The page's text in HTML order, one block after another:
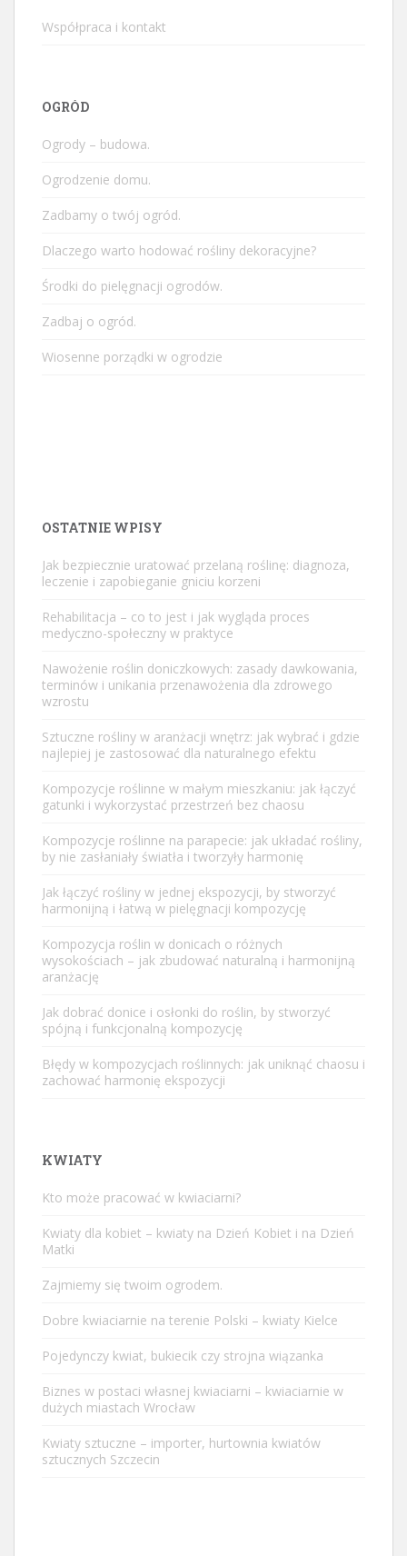
Współpraca i kontakt
OGRÓD
Ogrody – budowa.
Ogrodzenie domu.
Zadbamy o twój ogród.
Dlaczego warto hodować rośliny dekoracyjne?
Środki do pielęgnacji ogrodów.
Zadbaj o ogród.
Wiosenne porządki w ogrodzie
OSTATNIE WPISY
Jak bezpiecznie uratować przelaną roślinę: diagnoza,
leczenie i zapobieganie gniciu korzeni
Rehabilitacja – co to jest i jak wygląda proces
medyczno-społeczny w praktyce
Nawożenie roślin doniczkowych: zasady dawkowania,
terminów i unikania przenawożenia dla zdrowego
wzrostu
Sztuczne rośliny w aranżacji wnętrz: jak wybrać i gdzie
najlepiej je zastosować dla naturalnego efektu
Kompozycje roślinne w małym mieszkaniu: jak łączyć
gatunki i wykorzystać przestrzeń bez chaosu
Kompozycje roślinne na parapecie: jak układać rośliny,
by nie zasłaniały światła i tworzyły harmonię
Jak łączyć rośliny w jednej ekspozycji, by stworzyć
harmonijną i łatwą w pielęgnacji kompozycję
Kompozycja roślin w donicach o różnych
wysokościach – jak zbudować naturalną i harmonijną
aranżację
Jak dobrać donice i osłonki do roślin, by stworzyć
spójną i funkcjonalną kompozycję
Błędy w kompozycjach roślinnych: jak uniknąć chaosu i
zachować harmonię ekspozycji
KWIATY
Kto może pracować w kwiaciarni?
Kwiaty dla kobiet – kwiaty na Dzień Kobiet i na Dzień
Matki
Zajmiemy się twoim ogrodem.
Dobre kwiaciarnie na terenie Polski – kwiaty Kielce
Pojedynczy kwiat, bukiecik czy strojna wiązanka
Biznes w postaci własnej kwiaciarni – kwiaciarnie w
dużych miastach Wrocław
Kwiaty sztuczne – importer, hurtownia kwiatów
sztucznych Szczecin